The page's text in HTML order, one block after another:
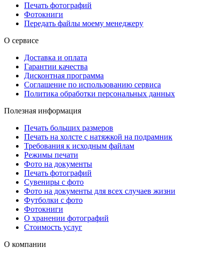
Печать фотографий
Фотокниги
Передать файлы моему менеджеру
О сервисе
Доставка и оплата
Гарантии качества
Дисконтная программа
Соглашение по использованию сервиса
Политика обработки персональных данных
Полезная информация
Печать больших размеров
Печать на холсте c натяжкой на подрамник
Требования к исходным файлам
Режимы печати
Фото на документы
Печать фотографий
Сувениры с фото
Фото на документы для всех случаев жизни
Футболки с фото
Фотокниги
О хранении фотографий
Стоимость услуг
О компании